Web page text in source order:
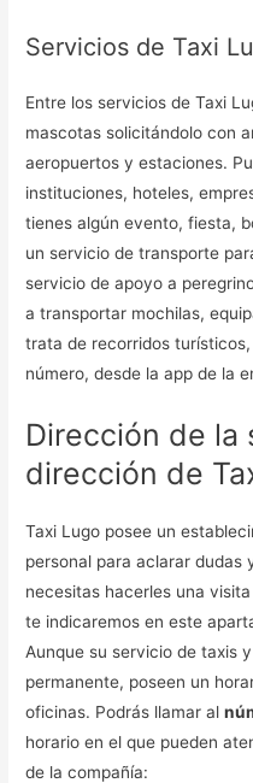
Servicios de Taxi
Entre los servicios de Taxi
mascotas solicitándolo con
aeropuertos y estaciones.
instituciones, hoteles,
tienes algún evento, fiesta,
un servicio de transporte
servicio de apoyo a
a transportar mochilas,
trata de recorridos
número, desde la app de la
Dirección de la
dirección de
Taxi Lugo posee un
personal para aclarar dudas
necesitas hacerles una
te indicaremos en este
Aunque su servicio de taxis
permanente, poseen un
oficinas. Podrás llamar al
horario en el que pueden
de la compañía: